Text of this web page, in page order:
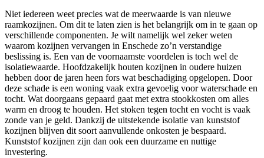
Niet iedereen weet precies wat de meerwaarde is van nieuwe
raamkozijnen. Om dit te laten zien is het belangrijk om in te gaan op
verschillende componenten. Je wilt namelijk wel zeker weten
waarom kozijnen vervangen in Enschede zo’n verstandige
beslissing is. Een van de voornaamste voordelen is toch wel de
isolatiewaarde. Hoofdzakelijk houten kozijnen in oudere huizen
hebben door de jaren heen fors wat beschadiging opgelopen. Door
deze schade is een woning vaak extra gevoelig voor waterschade en
tocht. Wat doorgaans gepaard gaat met extra stookkosten om alles
warm en droog te houden. Het stoken tegen tocht en vocht is vaak
zonde van je geld. Dankzij de uitstekende isolatie van kunststof
kozijnen blijven dit soort aanvullende onkosten je bespaard.
Kunststof kozijnen zijn dan ook een duurzame en nuttige
investering.